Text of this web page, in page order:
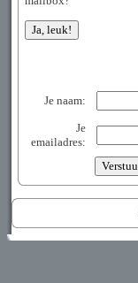
Je naam:
Je
emailadres: